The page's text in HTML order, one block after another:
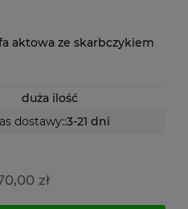
aktowa ze skarbczykiem
duża ilość
dostawy::3-21 dni
zł